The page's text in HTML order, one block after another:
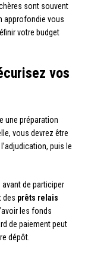
sont souvent
approfondie vous
votre budget
vos
une préparation
vous devrez être
puis le
de participer
des prêts relais
les fonds
de paiement peut
dépôt.